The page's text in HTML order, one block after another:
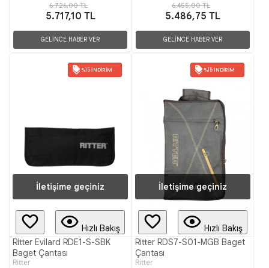
6.726,00 TL
5.717,10 TL
GELİNCE HABER VER
6.455,00 TL
5.486,75 TL
GELİNCE HABER VER
%15 İNDIRIM
İletişime geçiniz
Hızlı Bakış
Ritter Evilard RDE1-S-SBK
Baget Çantası
Ritter
%15 İNDIRIM
İletişime geçiniz
Hızlı Bakış
Ritter RDS7-S01-MGB Baget
Çantası
Ritter